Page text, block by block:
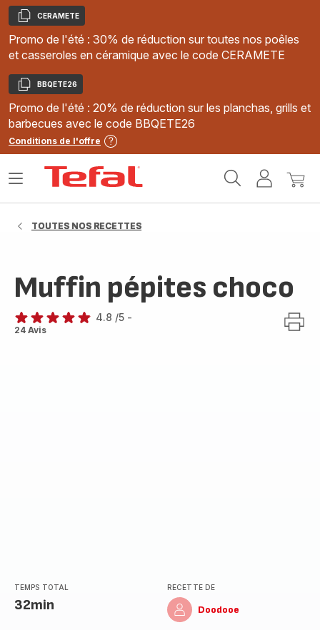
Copier
CERAMETE
Promo de l'été : 30% de réduction sur toutes nos poêles
et casseroles en céramique avec le code CERAMETE
Copier
BBQETE26
Promo de l'été : 20% de réduction sur les planchas, grills et
barbecues avec le code BBQETE26
Conditions de l'offre
MonMon
Ouvrir
TOUTES NOS RECETTES
Muffin pépites choco
ratings.4.8
4.8 /5 -
24 Avis
TEMPS TOTAL
32min
RECETTE DE
Doodooe